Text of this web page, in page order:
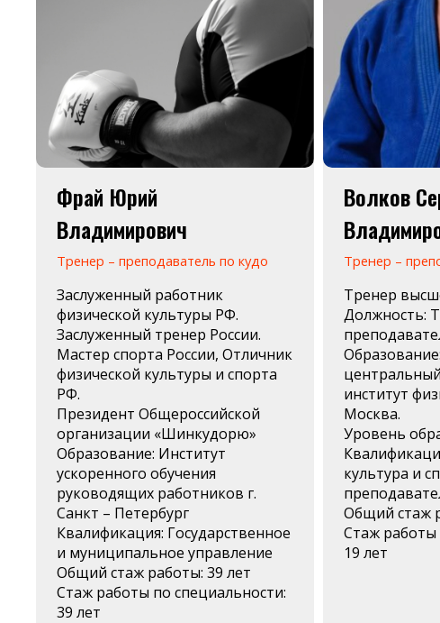
Фрай Юрий
Владимирович
Тренер – преподаватель по кудо
Заслуженный работник
физической культуры РФ.
Заслуженный тренер России.
Мастер спорта России, Отличник
физической культуры и спорта
РФ.
Президент Общероссийской
организации «Шинкудорю»
Образование: Институт
ускоренного обучения
руководящих работников г.
Санкт – Петербург
Квалификация: Государственное
и муниципальное управление
Общий стаж работы: 39 лет
Стаж работы по специальности:
39 лет
Волков
Тренер –
Тренер
Должность:
институт
Москва.
Уровень
культура и
Общий стаж
Стаж работы
19 лет